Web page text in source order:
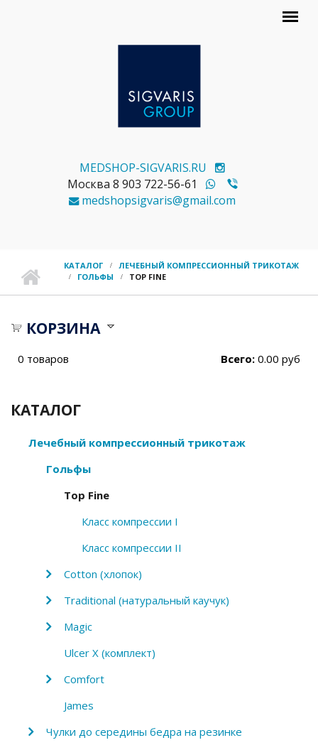
MEDSHOP-SIGVARIS.RU
Москва 8 903 722-56-61
medshopsigvaris@gmail.com
КАТАЛОГ
ЛЕЧЕБНЫЙ КОМПРЕССИОННЫЙ ТРИКОТАЖ
ГОЛЬФЫ
TOP FINE
КОРЗИНА
0 товаров Всего: 0.00 руб
КАТАЛОГ
Лечебный компрессионный трикотаж
Гольфы
Top Fine
Класс компрессии I
Класс компрессии II
Cotton (хлопок)
Traditional (натуральный каучук)
Magic
Ulcer X (комплект)
Comfort
James
Чулки до середины бедра на резинке